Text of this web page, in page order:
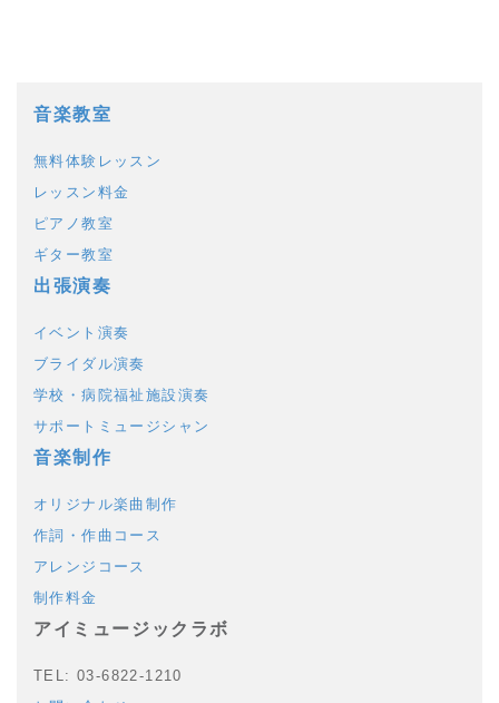
音楽教室
無料体験レッスン
レッスン料金
ピアノ教室
ギター教室
出張演奏
イベント演奏
ブライダル演奏
学校・病院福祉施設演奏
サポートミュージシャン
音楽制作
オリジナル楽曲制作
作詞・作曲コース
アレンジコース
制作料金
アイミュージックラボ
TEL: 03-6822-1210